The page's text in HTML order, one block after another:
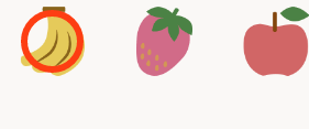
アイコン1 アイコン2